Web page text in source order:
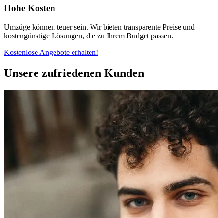
Hohe Kosten
Umzüge können teuer sein. Wir bieten transparente Preise und
kostengünstige Lösungen, die zu Ihrem Budget passen.
Kostenlose Angebote erhalten!
Unsere zufriedenen Kunden